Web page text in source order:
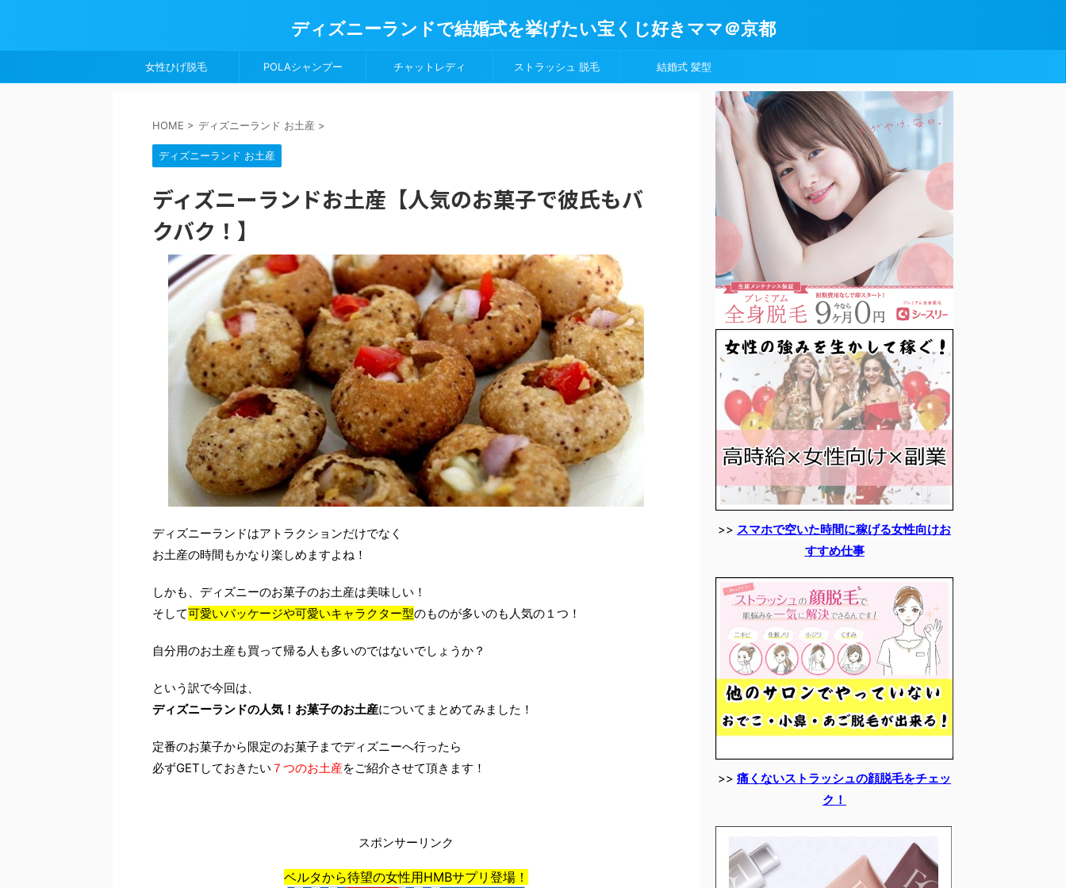
ディズニーランドで結婚式を挙げたい宝くじ好きママ＠京都
女性ひげ脱毛 POLAシャンプー チャットレディ ストラッシュ 脱毛 結婚式 髪型
HOME > ディズニーランド お土産 >
ディズニーランド お土産
ディズニーランドお土産【人気のお菓子で彼氏もバ
クバク！】
ディズニーランドはアトラクションだけでなく
お土産の時間もかなり楽しめますよね！
しかも、ディズニーのお菓子のお土産は美味しい！
そして可愛いパッケージや可愛いキャラクター型のものが多いのも人気の１つ！
自分用のお土産も買って帰る人も多いのではないでしょうか？
という訳で今回は、
ディズニーランドの人気！お菓子のお土産についてまとめてみました！
定番のお菓子から限定のお菓子までディズニーへ行ったら
必ずGETしておきたい ７つのお土産をご紹介させて頂きます！
スポンサーリンク
ベルタから待望の女性用HMBサプリ登場！
>> スマホで空いた時間に稼げる女性向けお
すすめ仕事
>> 痛くないストラッシュの顔脱毛をチェッ
ク！